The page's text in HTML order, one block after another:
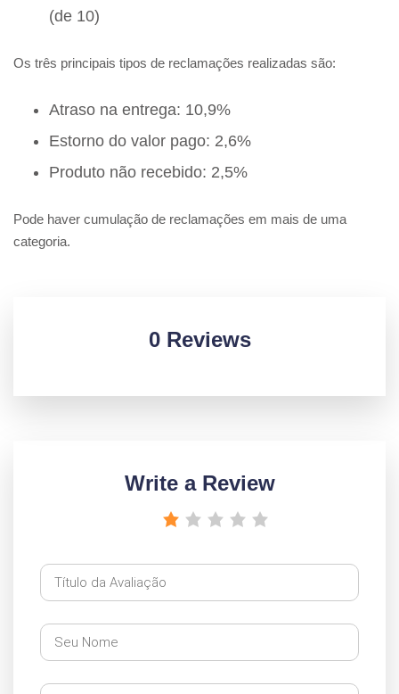
(de 10)
Os três principais tipos de reclamações realizadas são:
Atraso na entrega: 10,9%
Estorno do valor pago: 2,6%
Produto não recebido: 2,5%
Pode haver cumulação de reclamações em mais de uma
categoria.
0 Reviews
Write a Review